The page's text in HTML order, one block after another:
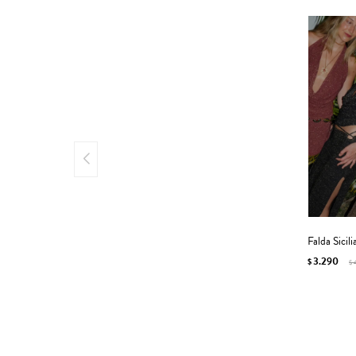
Falda
$3.290 $